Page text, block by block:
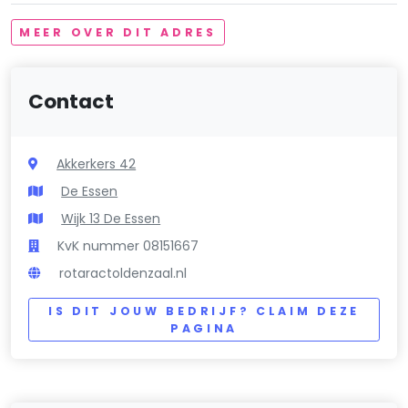
MEER OVER DIT ADRES
Contact
Akkerkers 42
De Essen
Wijk 13 De Essen
KvK nummer 08151667
rotaractoldenzaal.nl
IS DIT JOUW BEDRIJF? CLAIM DEZE
PAGINA